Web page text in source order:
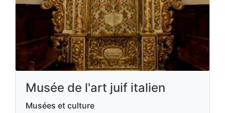
Musée de l'art juif italien
Musées et culture